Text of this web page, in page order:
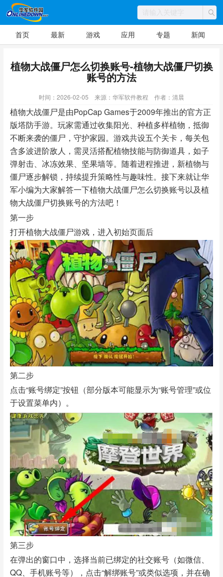
首页 最新 游戏 应用 专题 新闻
植物大战僵尸怎么切换账号-植物大战僵尸切换
账号的方法
时间：2026-02-05 来源：华军软件教程 作者：清晨
植物大战僵尸是由PopCap Games于2009年推出的官方正
版塔防手游。玩家需通过收集阳光、种植多样植物，抵御
不断来袭的僵尸，守护家园。游戏共设五个关卡，每关包
含多波进阶敌人，需灵活搭配植物技能与防御道具，如子
弹射击、冰冻效果、坚果墙等。随着进程推进，新植物与
僵尸逐步解锁，持续提升策略性与趣味性。接下来就让华
军小编为大家解答一下植物大战僵尸怎么切换账号以及植
物大战僵尸切换账号的方法吧！
第一步
打开植物大战僵尸游戏，进入初始页面后
第二步
点击“账号绑定”按钮（部分版本可能显示为“账号管理”或位
于设置菜单内）。
第三步
在弹出的窗口中，选择当前已绑定的社交账号（如微信、
QQ、手机账号等），点击“解绑账号”或类似选项，并在确